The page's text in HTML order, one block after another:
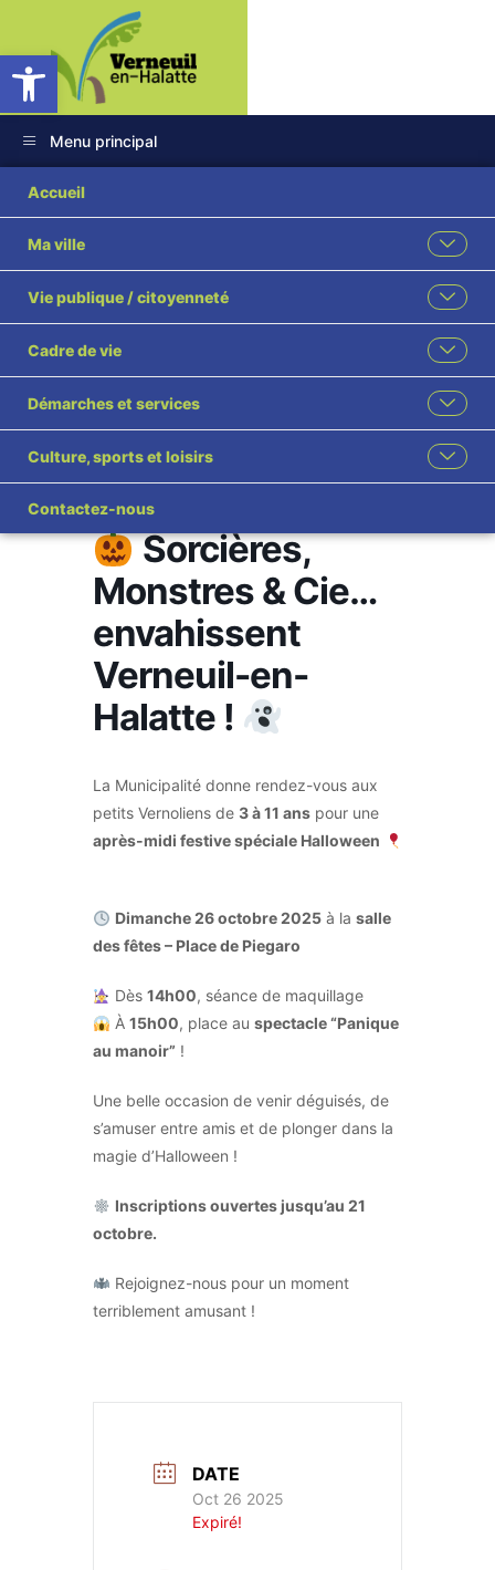
Ouvrir la barre d’outils
Menu principal
Accueil
Ma ville
Vie publique / citoyenneté
Cadre de vie
Démarches et services
Culture, sports et loisirs
Contactez-nous
Sorcières,
Monstres & Cie…
envahissent
Verneuil-en-
Halatte !
La Municipalité donne rendez-vous aux
petits Vernoliens de 3 à 11 ans pour une
après-midi festive spéciale Halloween
Dimanche 26 octobre 2025à la salle
des fêtes – Place de Piegaro
Dès 14h00, séance de maquillage
À 15h00, place au spectacle “Panique
au manoir” !
Une belle occasion de venir déguisés, de
s’amuser entre amis et de plonger dans la
magie d’Halloween !
Inscriptions ouvertes jusqu’au 21
octobre.
Rejoignez-nous pour un moment
terriblement amusant !
DATE
Oct 26 2025
Expiré!